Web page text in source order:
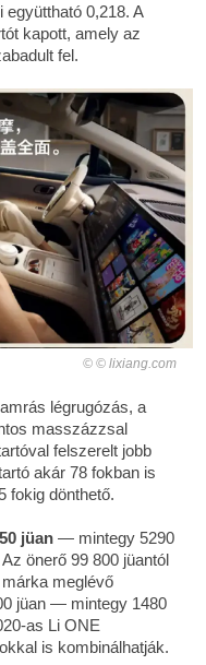
együttható 0,218. A
kapott, amely az
fel.
© lixiang.com
légrugózás, a
masszázzsal
felszerelt jobb
akár 78 fokban is
fokig dönthető.
jüan — mintegy 5290
önerő 99 800 jüantól
márka meglévő
jüan — mintegy 1480
as Li ONE
is kombinálhatják.